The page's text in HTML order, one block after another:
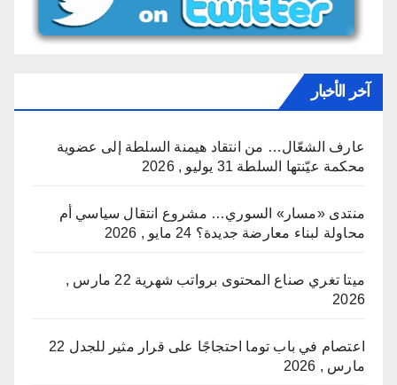
آخر الأخبار
عارف الشعّال… من انتقاد هيمنة السلطة إلى عضوية
محكمة عيّنتها السلطة 31 يوليو , 2026
منتدى «مسار» السوري… مشروع انتقال سياسي أم
محاولة لبناء معارضة جديدة؟ 24 مايو , 2026
ميتا تغري صناع المحتوى برواتب شهرية
22 مارس ,
2026
اعتصام في باب توما احتجاجًا على قرار مثير للجدل 22
مارس , 2026